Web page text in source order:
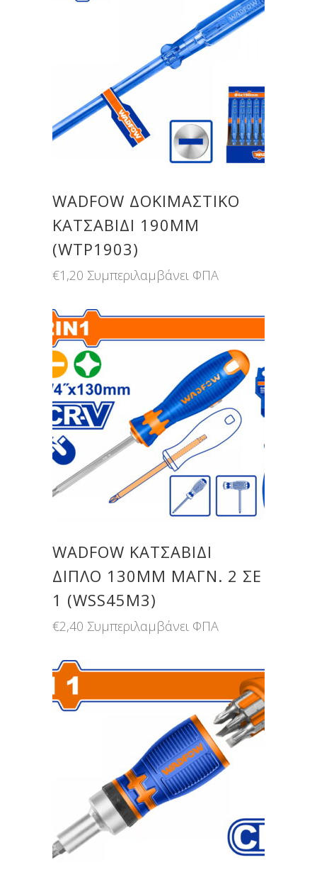
WADFOW ΔΟΚΙΜΑΣΤΙΚΟ
ΚΑΤΣΑΒΙΔΙ 190MM
(WTP1903)
€1,20 Συμπεριλαμβάνει ΦΠΑ
WADFOW ΚΑΤΣΑΒΙΔΙ
ΔΙΠΛΟ 130MM ΜΑΓΝ. 2 ΣΕ
1 (WSS45M3)
€2,40 Συμπεριλαμβάνει ΦΠΑ